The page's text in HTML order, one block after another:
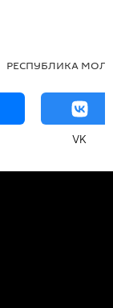
РЕСПУБЛИКА
VK